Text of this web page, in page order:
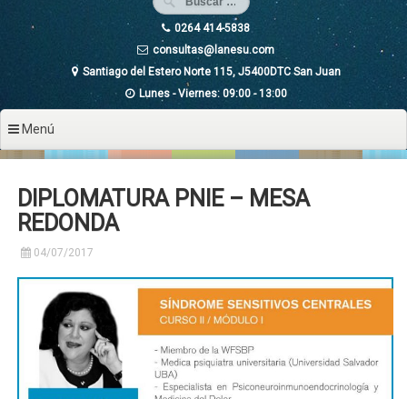
0264 414-5838
consultas@lanesu.com
Santiago del Estero Norte 115, J5400DTC San Juan
Lunes - Viernes: 09:00 - 13:00
Menú
DIPLOMATURA PNIE – MESA
REDONDA
04/07/2017